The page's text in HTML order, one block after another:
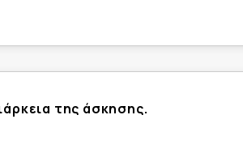
της άσκησης.